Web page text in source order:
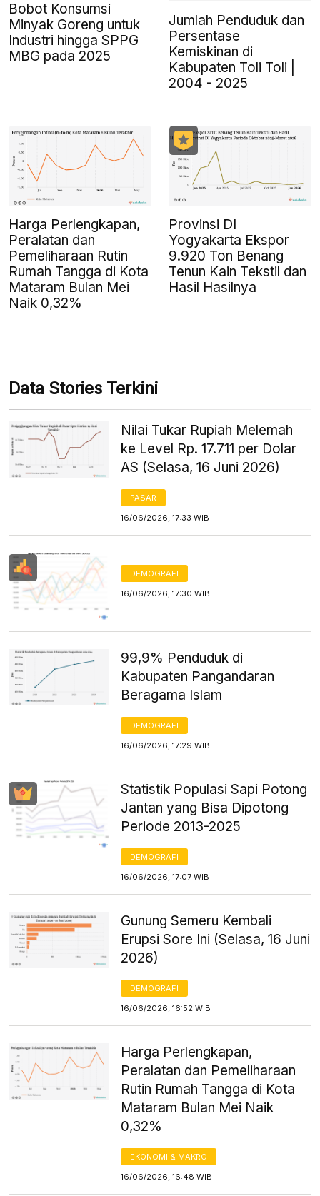
Bobot Konsumsi
Minyak Goreng untuk
Industri hingga SPPG
MBG pada 2025
Jumlah Penduduk dan
Persentase
Kemiskinan di
Kabupaten Toli Toli |
2004 - 2025
Harga Perlengkapan,
Peralatan dan
Pemeliharaan Rutin
Rumah Tangga di Kota
Mataram Bulan Mei
Naik 0,32%
Provinsi DI
Yogyakarta Ekspor
9.920 Ton Benang
Tenun Kain Tekstil dan
Hasil Hasilnya
Data Stories Terkini
Nilai Tukar Rupiah Melemah
ke Level Rp. 17.711 per Dolar
AS (Selasa, 16 Juni 2026)
PASAR
16/06/2026, 17:33 WIB
DEMOGRAFI
16/06/2026, 17:30 WIB
99,9% Penduduk di
Kabupaten Pangandaran
Beragama Islam
DEMOGRAFI
16/06/2026, 17:29 WIB
Statistik Populasi Sapi Potong
Jantan yang Bisa Dipotong
Periode 2013-2025
DEMOGRAFI
16/06/2026, 17:07 WIB
Gunung Semeru Kembali
Erupsi Sore Ini (Selasa, 16 Juni
2026)
DEMOGRAFI
16/06/2026, 16:52 WIB
Harga Perlengkapan,
Peralatan dan Pemeliharaan
Rutin Rumah Tangga di Kota
Mataram Bulan Mei Naik
0,32%
EKONOMI & MAKRO
16/06/2026, 16:48 WIB